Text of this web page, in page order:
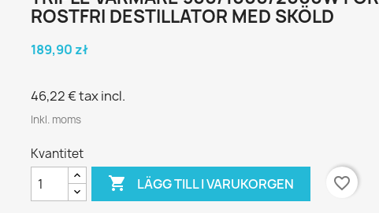
ROSTFRI DESTILLATOR MED SKÖLD
189,90 zł
46,22 €tax incl.
Inkl. moms
Kvantitet
 LÄGG TILL I VARUKORGEN favorite_border